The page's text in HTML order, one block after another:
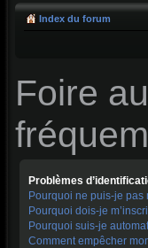
Index du forum
Foire
Problèmes
Pourquoi ne puis-je pas
Pourquoi dois-je
Pourquoi suis-je
Comment empêcher